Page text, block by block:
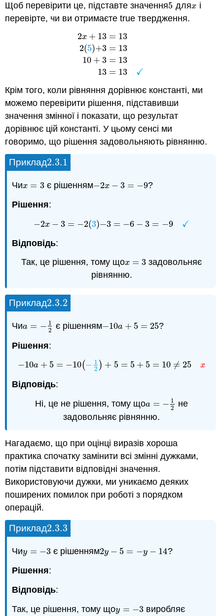
Щоб перевірити це, підставте значення5
5 дляx
x і
перевірте, чи ви отримаєте true твердження.
2x + 13
2(5)+3
10 + 3
13
= 13
= 13
= 13
= 13 ✓
2x+13 =13 2(5
Крім того, коли рівняння дорівнює константі, ми
можемо перевірити рішення, підставивши
значення змінної і показати, що результат
дорівнює цій константі. У цьому сенсі ми
говоримо, що рішення задовольняють рівнянню.
Приклад2.3.1
2.3.1
Чиx = 3
x=3 є рішенням−2x − 3 = −9
−2x−3 =−9
?
Рішення:
−2x − 3 = −2(3)−3 = −6 − 3 = −9 ✓
−2x−3 =−2 3)−3=−6 −3 =−9✓
Відповідь:
Так, це рішення, тому щоx = 3
x=3
задовольняє
рівнянню.
Приклад2.3.2
2.3.2
Чиa = − 1
2
a =− 12 є рішенням−10a + 5 = 25
−10a+5 =25
?
Рішення:
−10a + 5 = −10(− 1
2 ) + 5 = 5 + 5 = 10 ≠ 25 x
−10a+5 = −10(−12)+5=5 +5=10 ≠25 x
Відповідь:
Ні, це не рішення, тому щоa = − 1
2
a=− 12
не
задовольняє рівнянню.
Нагадаємо, що при оцінці виразів хороша
практика спочатку замінити всі змінні дужками,
потім підставити відповідні значення.
Використовуючи дужки, ми уникаємо деяких
поширених помилок при роботі з порядком
операцій.
Приклад2.3.3
2.3.3
Чиy = −3
y =− 3 є рішенням2y − 5 = −y − 14
2y −5 = −y −14
?
Рішення:
Відповідь:
Так, це рішення, тому щоy = −3
y =− 3
виробляє